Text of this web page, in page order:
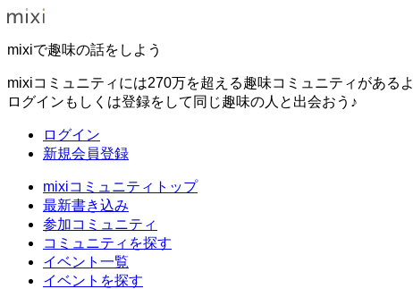
mixiで趣味の話をしよう
mixiコミュニティには270万を超える趣味コミュニティがあるよ
ログインもしくは登録をして同じ趣味の人と出会おう♪
ログイン
新規会員登録
mixiコミュニティトップ
最新書き込み
参加コミュニティ
コミュニティを探す
イベント一覧
イベントを探す